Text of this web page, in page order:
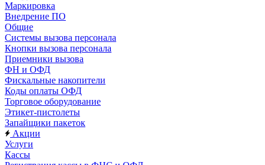
Маркировка
Внедрение ПО
Общие
Системы вызова персонала
Кнопки вызова персонала
Приемники вызова
ФН и ОФД
Фискальные накопители
Коды оплаты ОФД
Торговое оборудование
Этикет-пистолеты
Запайщики пакеток
Акции
Услуги
Кассы